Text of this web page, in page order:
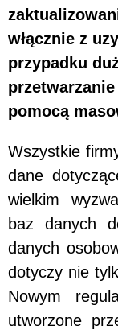
włącznie z
przypadku
pomocą
Wszystkie
dane
wielkim
baz danych
danych
dotyczy nie
Nowym
utworzone